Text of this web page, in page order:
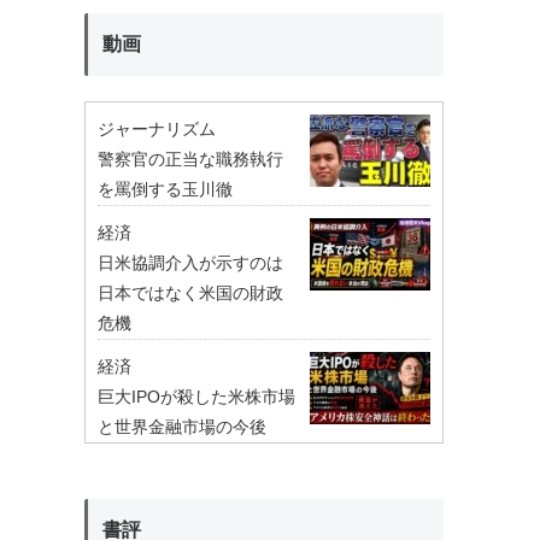
動画
ジャーナリズム
警察官の正当な職務執行
を罵倒する玉川徹
経済
日米協調介入が示すのは
日本ではなく米国の財政
危機
経済
巨大IPOが殺した米株市場
と世界金融市場の今後
書評